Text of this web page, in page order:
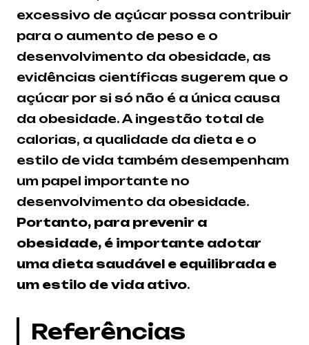
excessivo de açúcar possa contribuir
para o aumento de peso e o
desenvolvimento da obesidade, as
evidências científicas sugerem que o
açúcar por si só não é a única causa
da obesidade. A ingestão total de
calorias, a qualidade da dieta e o
estilo de vida também desempenham
um papel importante no
desenvolvimento da obesidade.
Portanto, para prevenir a
obesidade, é importante adotar
uma dieta saudável e equilibrada e
um estilo de vida ativo.
Referências